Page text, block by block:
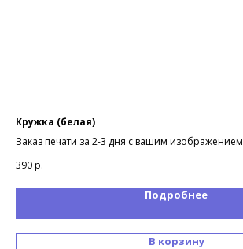
Кружка (белая)
Заказ печати за 2-3 дня с вашим изображением
390р.
Подробнее
В корзину